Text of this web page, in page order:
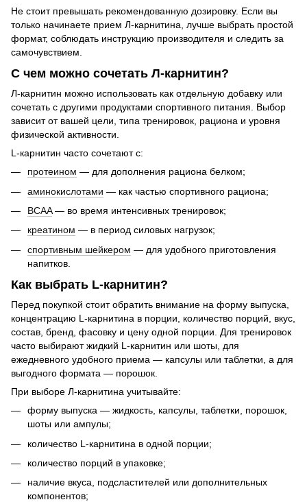
Не стоит превышать рекомендованную дозировку. Если вы
только начинаете прием Л-карнитина, лучше выбрать простой
формат, соблюдать инструкцию производителя и следить за
самочувствием.
С чем можно сочетать Л-карнитин?
Л-карнитин можно использовать как отдельную добавку или
сочетать с другими продуктами спортивного питания. Выбор
зависит от вашей цели, типа тренировок, рациона и уровня
физической активности.
L-карнитин часто сочетают с:
протеином — для дополнения рациона белком;
аминокислотами — как частью спортивного рациона;
BCAA— во время интенсивных тренировок;
креатином — в период силовых нагрузок;
спортивным шейкером — для удобного приготовления
напитков.
Как выбрать L-карнитин?
Перед покупкой стоит обратить внимание на форму выпуска,
концентрацию L-карнитина в порции, количество порций, вкус,
состав, бренд, фасовку и цену одной порции. Для тренировок
часто выбирают жидкий L-карнитин или шоты, для
ежедневного удобного приема — капсулы или таблетки, а для
выгодного формата — порошок.
При выборе Л-карнитина учитывайте:
форму выпуска — жидкость, капсулы, таблетки, порошок,
шоты или ампулы;
количество L-карнитина в одной порции;
количество порций в упаковке;
наличие вкуса, подсластителей или дополнительных
компонентов;